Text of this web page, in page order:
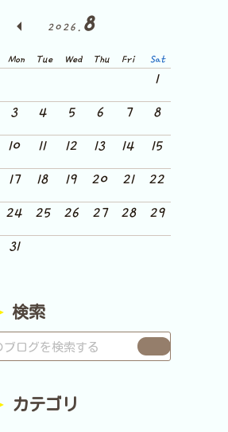
2026. 8
Mon Tue Wed Thu Fri Sat
1
3 4 5 6 7
8
10 11 12 13 14
15
17 18 19 20 21
22
24 25 26 27 28
29
31
検索
カテゴリ